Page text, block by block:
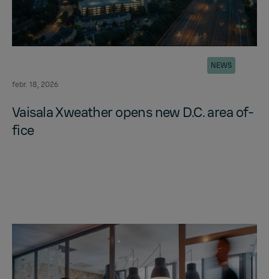
febr. 18, 2026
NEWS
Vaisala Xweather opens new D.C. area of­
fice